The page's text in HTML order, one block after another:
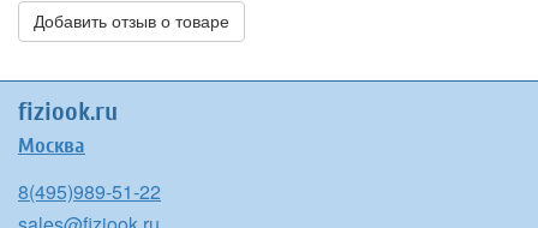
Добавить отзыв о товаре
fiziook.ru
Москва
8(495)989-51-22